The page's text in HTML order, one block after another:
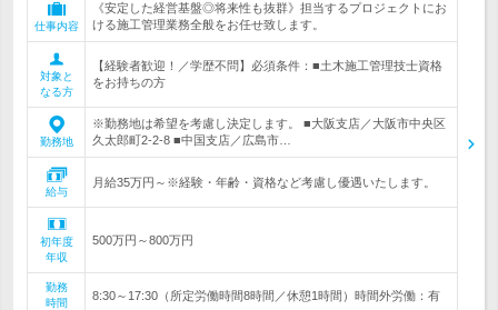
仕事内容
《安定した経営基盤◎将来性も抜群》担当するプロジェクトにお
ける施工管理業務全般をお任せ致します。
対象と
なる方
【経験者歓迎！／学歴不問】必須条件：■土木施工管理技士資格
をお持ちの方
勤務地
※勤務地は希望を考慮し決定します。 ■大阪支店／大阪市中央区
久太郎町2-2-8 ■中国支店／広島市…
給与
月給35万円～※経験・年齢・資格など考慮し優遇いたします。
初年度
年収
500万円～800万円
勤務
時間
8:30～17:30（所定労働時間8時間／休憩1時間）時間外労働：有